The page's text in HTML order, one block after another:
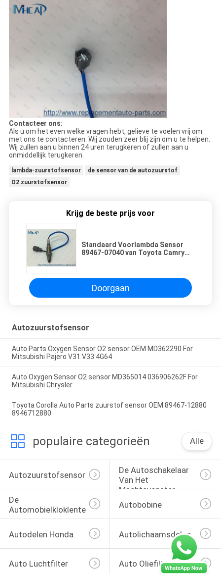
Contacteer ons:
Als u om het even welke vragen hebt, gelieve te voelen vrij om
met ons te contacteren. Wij zouden zeer blij zijn om u te helpen.
Wij zullen aan u binnen 24 uren terugkeren of zullen aan u
onmiddellijk terugkeren.
lambda-zuurstofsensor
de sensor van de autozuurstof
O2 zuurstofsensor
Krijg de beste prijs voor
Standaard Voorlambda Sensor
89467-07040 van Toyota Camry
Doorgaan
Autozuurstofsensor
Auto Parts Oxygen Sensor O2 sensor OEM MD362290 For
Mitsubishi Pajero V31 V33 4G64
Auto Oxygen Sensor O2 sensor MD365014 036906262F For
Mitsubishi Chrysler
Toyota Corolla Auto Parts zuurstof sensor OEM 89467-12880
8946712880
populaire categorieën Alle
Autozuurstofsensor
De Autoschakelaar
Van Het
Machtsvenster
De
Automobielkloklente
Autobobine
Autodelen Honda Autolichaamsdelen
Auto Luchtfilter Auto Oliefilters